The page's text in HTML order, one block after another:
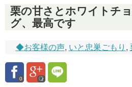
栗の甘さとホワイトチ
グ、最高です
◆お客様の声, いと忠巣ごもり ,
0